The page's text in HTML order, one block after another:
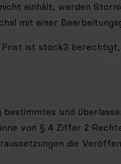
einhält, werden
mit einer
ist stock3
und
von § 4 Ziffer 2
die